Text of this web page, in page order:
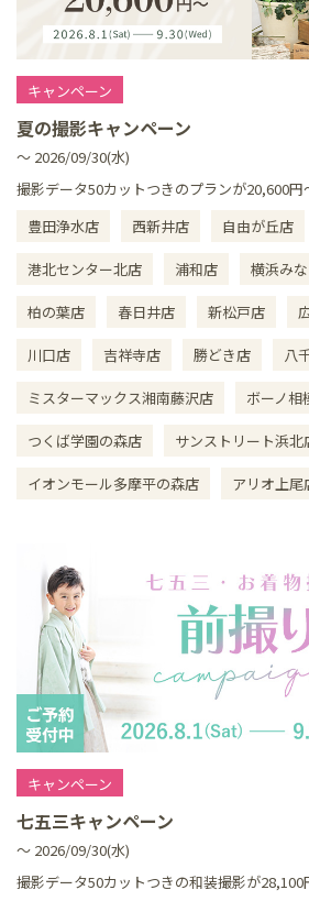
キャンペーン
夏の撮影キャンペーン
～ 2026/09/30(水)
撮影データ50カットつきのプランが20,600円
豊田浄水店
西新井店 自由が丘店
港北センター北店 浦和店 横浜み
柏の葉店 春日井店 新松戸店
川口店 吉祥寺店 勝どき店 八
ミスターマックス湘南藤沢店 ボーノ相
つくば学園の森店 サンストリート浜北
イオンモール多摩平の森店 アリオ上尾
キャンペーン
七五三キャンペーン
～ 2026/09/30(水)
撮影データ50カットつきの和装撮影が28,100